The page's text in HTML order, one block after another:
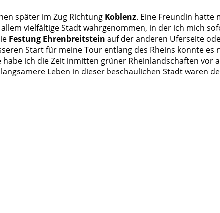
später im Zug Richtung Koblenz. Eine Freundin hatte
vielfältige Stadt wahrgenommen, in der ich mich
Festung Ehrenbreitstein auf der anderen Uferseite
Start für meine Tour entlang des Rheins konnte es
ich die Zeit inmitten grüner Rheinlandschaften
Leben in dieser beschaulichen Stadt waren